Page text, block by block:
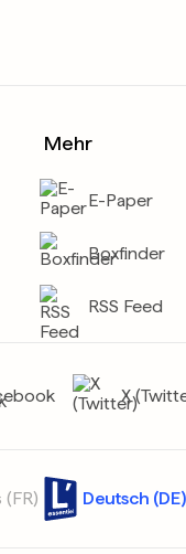
Mehr
E-Paper
Boxfinder
RSS Feed
X
(FR) Deutsch (DE)